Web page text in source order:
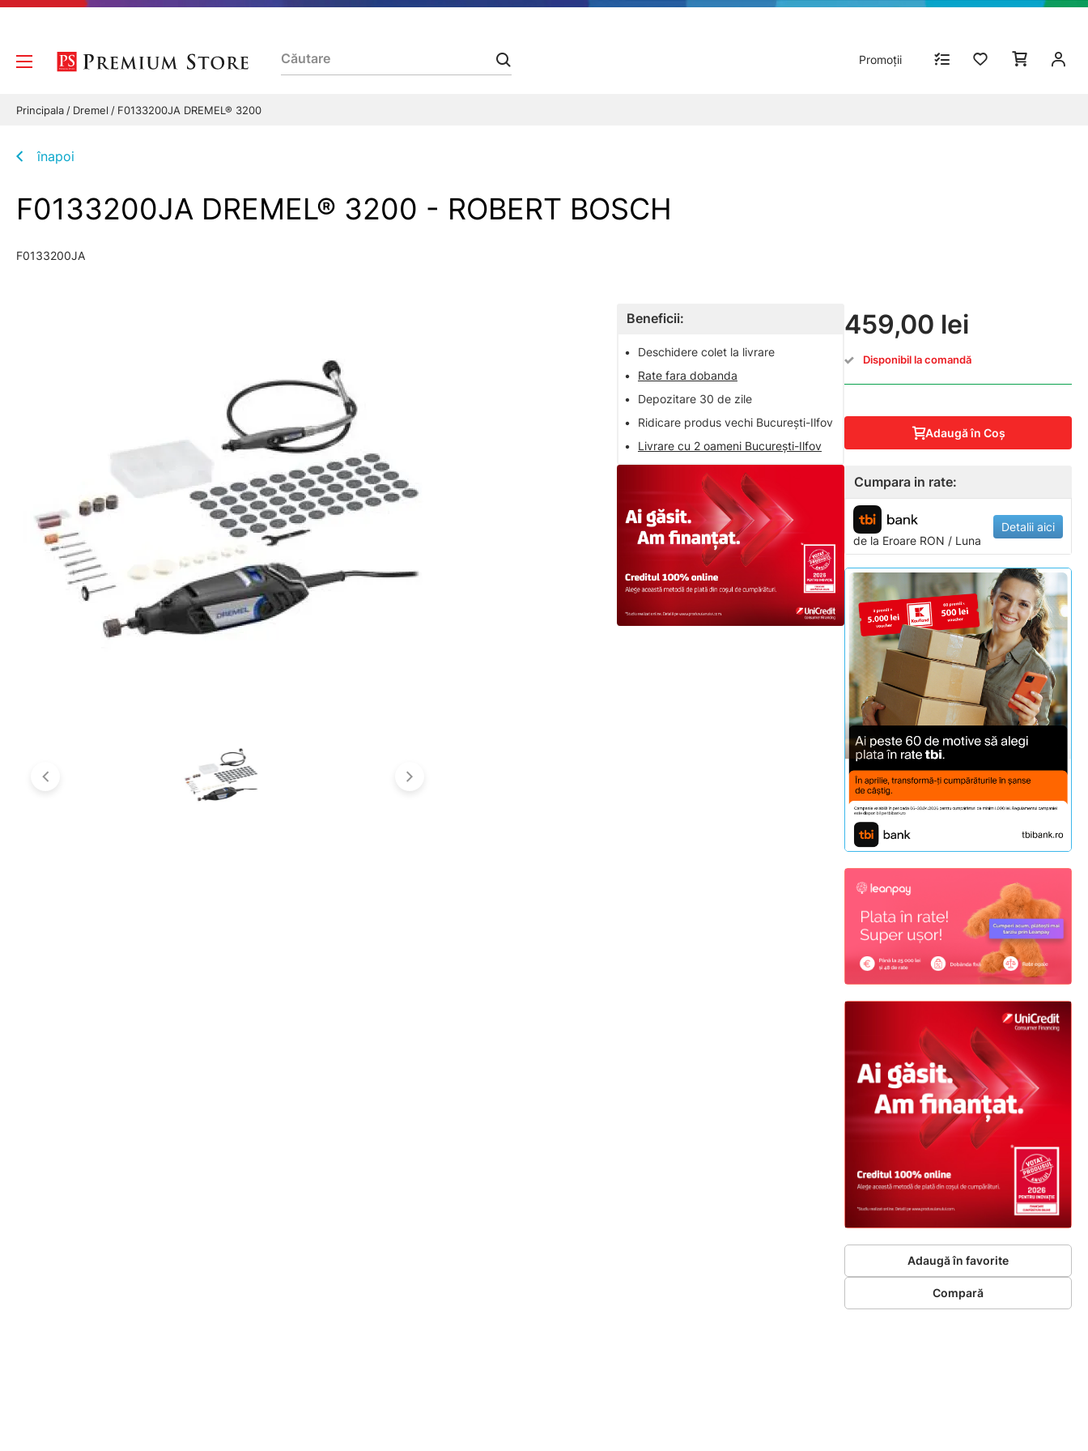
Promoții
Principala Dremel F0133200JA DREMEL® 3200
înapoi
F0133200JA DREMEL® 3200 - ROBERT BOSCH
F0133200JA
Beneficii:
•
Deschidere colet la livrare
•
Rate fara dobanda
•
Depozitare 30 de zile
•
Ridicare produs vechi București-Ilfov
•
Livrare cu 2 oameni București-Ilfov
459,00 lei
Disponibil la comandă
Adaugă în Coş
Cumpara in rate:
de la Eroare RON / Luna
Detalii aici
Adaugă în favorite
Compară